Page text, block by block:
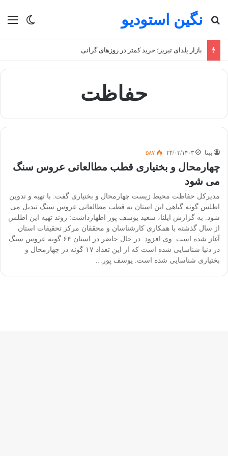
تغییر نگین استودیو
جستجو برای
بازار یلدای تبریز؛ خرید کمتر در روزهای گرانی
حفاظت
بیتا ۲۴/۰۳/۱۴۰۳ ۵۸۷
چهارمحال و بختیاری قطب مطالعاتی عروس سنگ
می شود
مدیرکل حفاظت محیط زیست چهارمحال و بختیاری گفت: با تهیه و تدوین
اطلس گونه گیاهی این استان به قطب مطالعاتی عروس سنگ تبدیل می
شود. به گزارش ایلنا، سعید یوسف پور اظهارداشت: روند تهیه این اطلس
از سال‌ گذشته با همکاری کارشناسان و محققان مرکز تحقیقات استان
آغاز شده است. وی افزود: در حال حاضر در استان ۶۴ گونه عروس سنگ
در دنیا شناسایی شده است که از این تعداد ۱۷ گونه در چهارمحال و
بختیاری شناسایی شده است. یوسف پور…